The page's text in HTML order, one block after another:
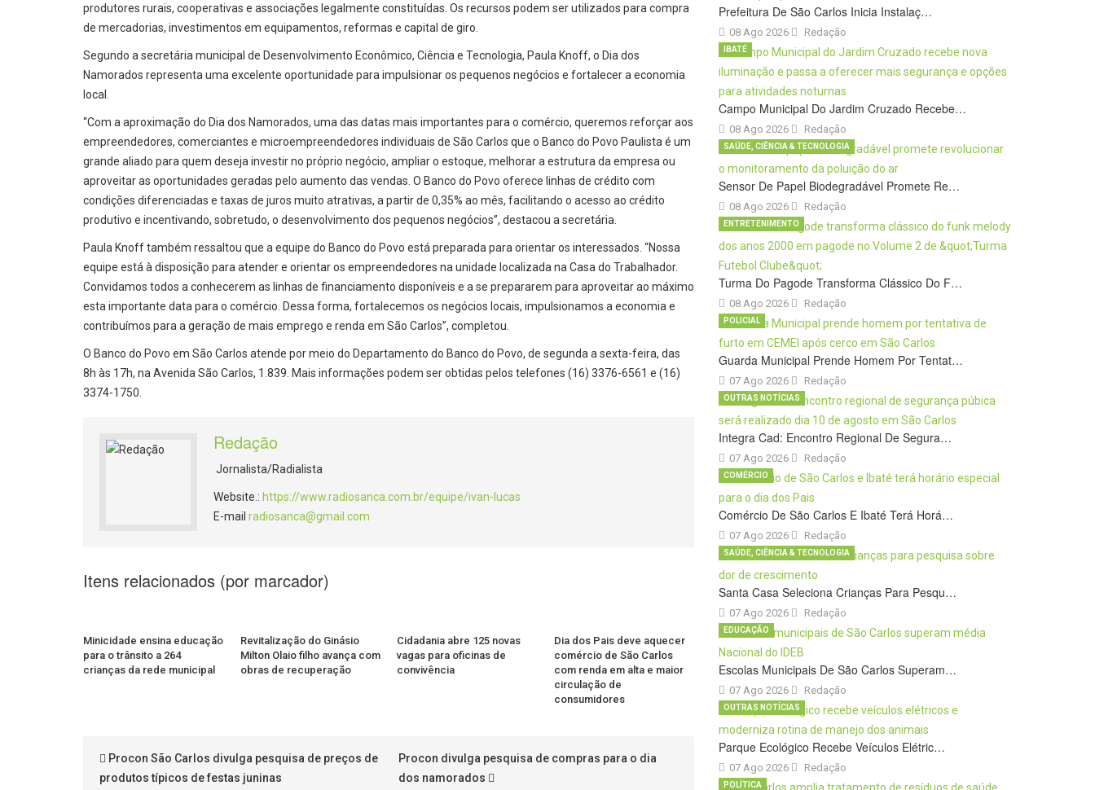
produtores rurais, cooperativas e associações legalmente constituídas. Os recursos podem ser utilizados para compra
de mercadorias, investimentos em equipamentos, reformas e capital de giro.
Segundo a secretária municipal de Desenvolvimento Econômico, Ciência e Tecnologia, Paula Knoff, o Dia dos
Namorados representa uma excelente oportunidade para impulsionar os pequenos negócios e fortalecer a economia
local.
“Com a aproximação do Dia dos Namorados, uma das datas mais importantes para o comércio, queremos reforçar aos
empreendedores, comerciantes e microempreendedores individuais de São Carlos que o Banco do Povo Paulista é um
grande aliado para quem deseja investir no próprio negócio, ampliar o estoque, melhorar a estrutura da empresa ou
aproveitar as oportunidades geradas pelo aumento das vendas. O Banco do Povo oferece linhas de crédito com
condições diferenciadas e taxas de juros muito atrativas, a partir de 0,35% ao mês, facilitando o acesso ao crédito
produtivo e incentivando, sobretudo, o desenvolvimento dos pequenos negócios”, destacou a secretária.
Paula Knoff também ressaltou que a equipe do Banco do Povo está preparada para orientar os interessados. “Nossa
equipe está à disposição para atender e orientar os empreendedores na unidade localizada na Casa do Trabalhador.
Convidamos todos a conhecerem as linhas de financiamento disponíveis e a se prepararem para aproveitar ao máximo
esta importante data para o comércio. Dessa forma, fortalecemos os negócios locais, impulsionamos a economia e
contribuímos para a geração de mais emprego e renda em São Carlos”, completou.
O Banco do Povo em São Carlos atende por meio do Departamento do Banco do Povo, de segunda a sexta-feira, das
8h às 17h, na Avenida São Carlos, 1.839. Mais informações podem ser obtidas pelos telefones (16) 3376-6561 e (16)
3374-1750.
Redação
Jornalista/Radialista
Website.: https://www.radiosanca.com.br/equipe/ivan-lucas
E-mail radiosanca@gmail.com
Itens relacionados (por marcador)
Minicidade ensina educação
para o trânsito a 264
crianças da rede municipal
Revitalização do Ginásio
Milton Olaio filho avança com
obras de recuperação
Cidadania abre 125 novas
vagas para oficinas de
convivência
Dia dos Pais deve aquecer
comércio de São Carlos
com renda em alta e maior
circulação de
consumidores
Procon São Carlos divulga pesquisa de preços de
produtos típicos de festas juninas
Procon divulga pesquisa de compras para o dia
dos namorados
Prefeitura De São Carlos Inicia Instalaç…
08 Ago 2026 Redação
Campo Municipal Do Jardim Cruzado Recebe…
08 Ago 2026
IBATÉ
Redação
Sensor De Papel Biodegradável Promete Re…
08 Ago 2026
SAÚDE, CIÊNCIA & TECNOLOGIA
Redação
Turma Do Pagode Transforma Clássico Do F…
08 Ago 2026
ENTRETENIMENTO
Redação
Guarda Municipal Prende Homem Por Tentat…
07 Ago 2026
POLICIAL
Redação
Integra Cad: Encontro Regional De Segura…
07 Ago 2026
OUTRAS NOTÍCIAS
Redação
Comércio De São Carlos E Ibaté Terá Horá…
07 Ago 2026
COMÉRCIO
Redação
Santa Casa Seleciona Crianças Para Pesqu…
07 Ago 2026
SAÚDE, CIÊNCIA & TECNOLOGIA
Redação
Escolas Municipais De São Carlos Superam…
07 Ago 2026
EDUCAÇÃO
Redação
Parque Ecológico Recebe Veículos Elétric…
07 Ago 2026
OUTRAS NOTÍCIAS
Redação
POLÍTICA